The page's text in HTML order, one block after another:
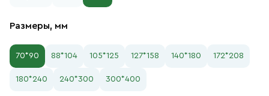
Размеры, мм
70*90 88*104 105*125 127*158 140*180 172*208
180*240 240*300 300*400